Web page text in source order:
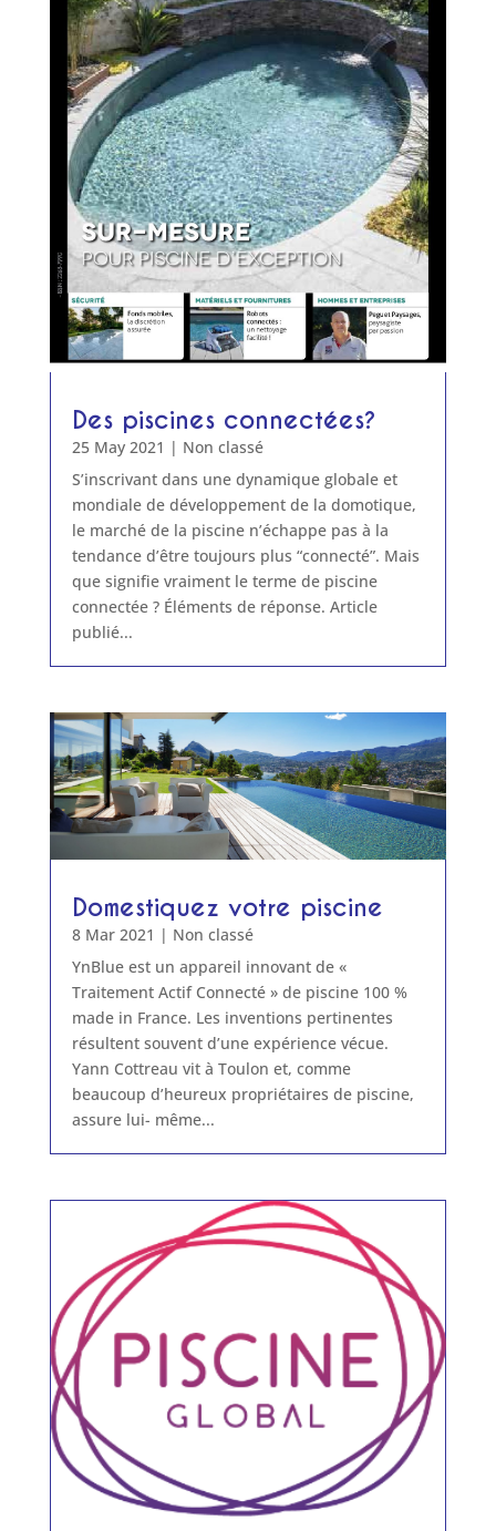
Des piscines connectées?
25 May 2021 | Non classé
S’inscrivant dans une dynamique globale et
mondiale de développement de la domotique,
le marché de la piscine n’échappe pas à la
tendance d’être toujours plus “connecté”. Mais
que signifie vraiment le terme de piscine
connectée ? Éléments de réponse. Article
publié...
Domestiquez votre piscine
8 Mar 2021 | Non classé
YnBlue est un appareil innovant de «
Traitement Actif Connecté » de piscine 100 %
made in France. Les inventions pertinentes
résultent souvent d’une expérience vécue.
Yann Cottreau vit à Toulon et, comme
beaucoup d’heureux propriétaires de piscine,
assure lui- même...